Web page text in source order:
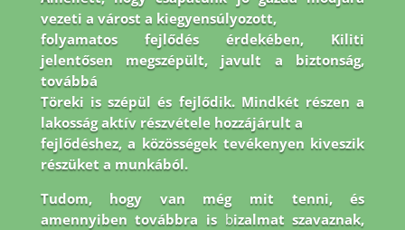
vezeti a várost a kiegyensúlyozott,
folyamatos fejlődés érdekében, Kiliti
jelentősen megszépült, javult a biztonság,
továbbá
Töreki is szépül és fejlődik. Mindkét részen a
lakosság aktív részvétele hozzájárult a
fejlődéshez, a közösségek tevékenyen kiveszik
részüket a munkából.
Tudom, hogy van még mit tenni, és
amennyiben továbbra is bizalmat szavaznak,